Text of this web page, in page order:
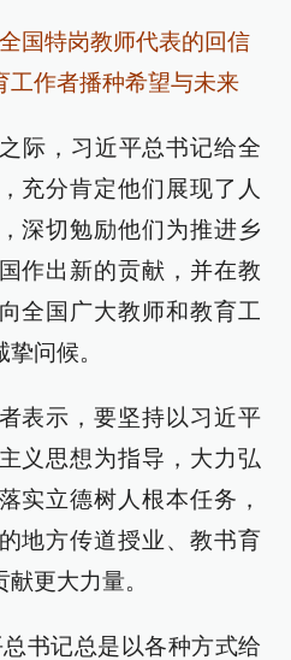
国特岗教师代表的回信
工作者播种希望与未来
际，习近平总书记给全
充分肯定他们展现了人
深切勉励他们为推进乡
作出新的贡献，并在教
全国广大教师和教育工
问候。
表示，要坚持以习近平
义思想为指导，大力弘
实立德树人根本任务，
地方传道授业、教书育
更大力量。
书记总是以各种方式给